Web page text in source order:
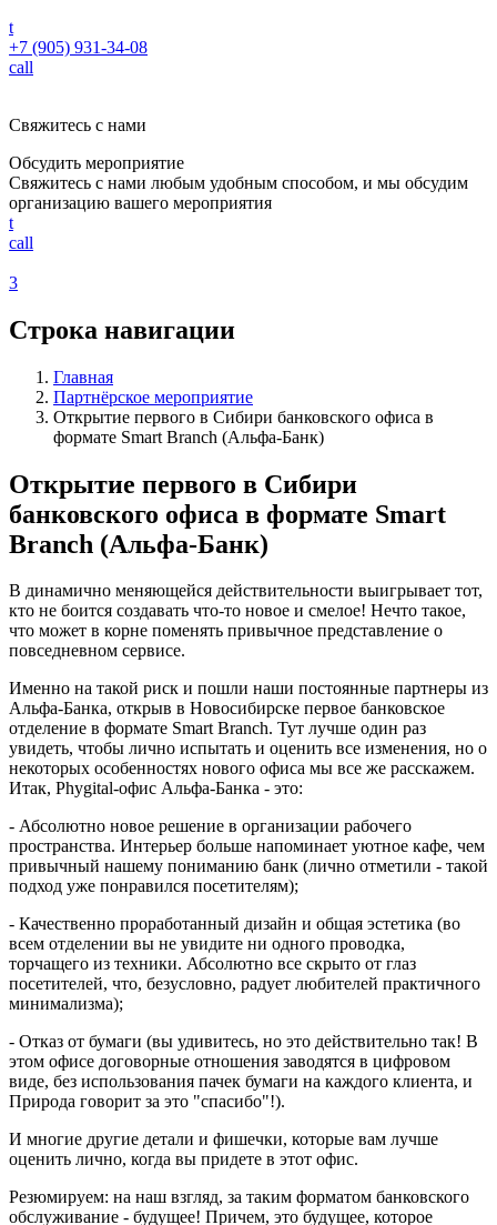
t
+7 (905) 931-34-08
call
Свяжитесь с нами
Обсудить мероприятие
Свяжитесь с нами любым удобным способом, и мы обсудим
организацию вашего мероприятия
t
call
3
Строка навигации
Главная
Партнёрское мероприятие
Открытие первого в Сибири банковского офиса в
формате Smart Branch (Альфа-Банк)
Открытие первого в Сибири
банковского офиса в формате Smart
Branch (Альфа-Банк)
В динамично меняющейся действительности выигрывает тот,
кто не боится создавать что-то новое и смелое! Нечто такое,
что может в корне поменять привычное представление о
повседневном сервисе.
Именно на такой риск и пошли наши постоянные партнеры из
Альфа-Банка, открыв в Новосибирске первое банковское
отделение в формате Smart Branch. Тут лучше один раз
увидеть, чтобы лично испытать и оценить все изменения, но о
некоторых особенностях нового офиса мы все же расскажем.
Итак, Phygital-офис Альфа-Банка - это:
- Абсолютно новое решение в организации рабочего
пространства. Интерьер больше напоминает уютное кафе, чем
привычный нашему пониманию банк (лично отметили - такой
подход уже понравился посетителям);
- Качественно проработанный дизайн и общая эстетика (во
всем отделении вы не увидите ни одного проводка,
торчащего из техники. Абсолютно все скрыто от глаз
посетителей, что, безусловно, радует любителей практичного
минимализма);
- Отказ от бумаги (вы удивитесь, но это действительно так! В
этом офисе договорные отношения заводятся в цифровом
виде, без использования пачек бумаги на каждого клиента, и
Природа говорит за это "спасибо"!).
И многие другие детали и фишечки, которые вам лучше
оценить лично, когда вы придете в этот офис.
Резюмируем: на наш взгляд, за таким форматом банковского
обслуживание - будущее! Причем, это будущее, которое